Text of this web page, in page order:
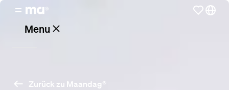
Menu
Zurück zu Maandag®